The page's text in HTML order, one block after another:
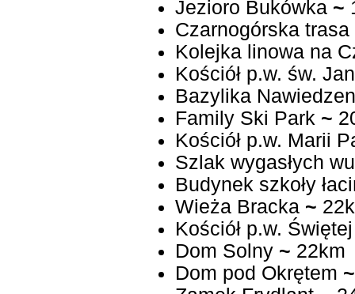
Jezioro Bukówka ~
Czarnogórska
Kolejka linowa na
Kościół p.w. św.
Bazylika
Family Ski Park ~
Kościół p.w. Marii
Szlak wygasłych
Budynek szkoły
Wieża Bracka ~
Kościół p.w.
Dom Solny ~ 22km
Dom pod Okrętem ~